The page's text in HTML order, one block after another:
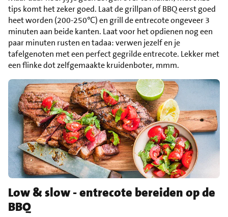
tips komt het zeker goed. Laat de grillpan of BBQ eerst goed
heet worden (200-250℃) en grill de entrecote ongeveer 3
minuten aan beide kanten. Laat voor het opdienen nog een
paar minuten rusten en tadaa: verwen jezelf en je
tafelgenoten met een perfect gegrilde entrecote. Lekker met
een flinke dot zelfgemaakte kruidenboter, mmm.
Low & slow - entrecote bereiden op de
BBQ